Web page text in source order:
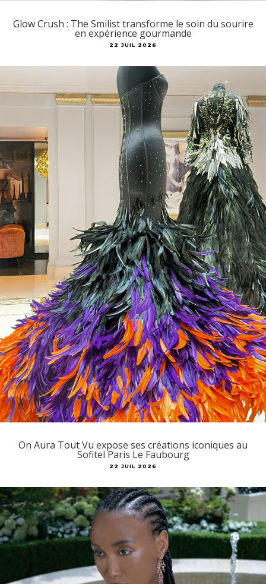
Glow Crush : The Smilist transforme le soin du sourire
en expérience gourmande
22 JUIL 2026
On Aura Tout Vu expose ses créations iconiques au
Sofitel Paris Le Faubourg
22 JUIL 2026